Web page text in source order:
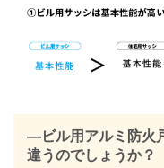
―ビル用アルミ防火
違うのでしょうか？